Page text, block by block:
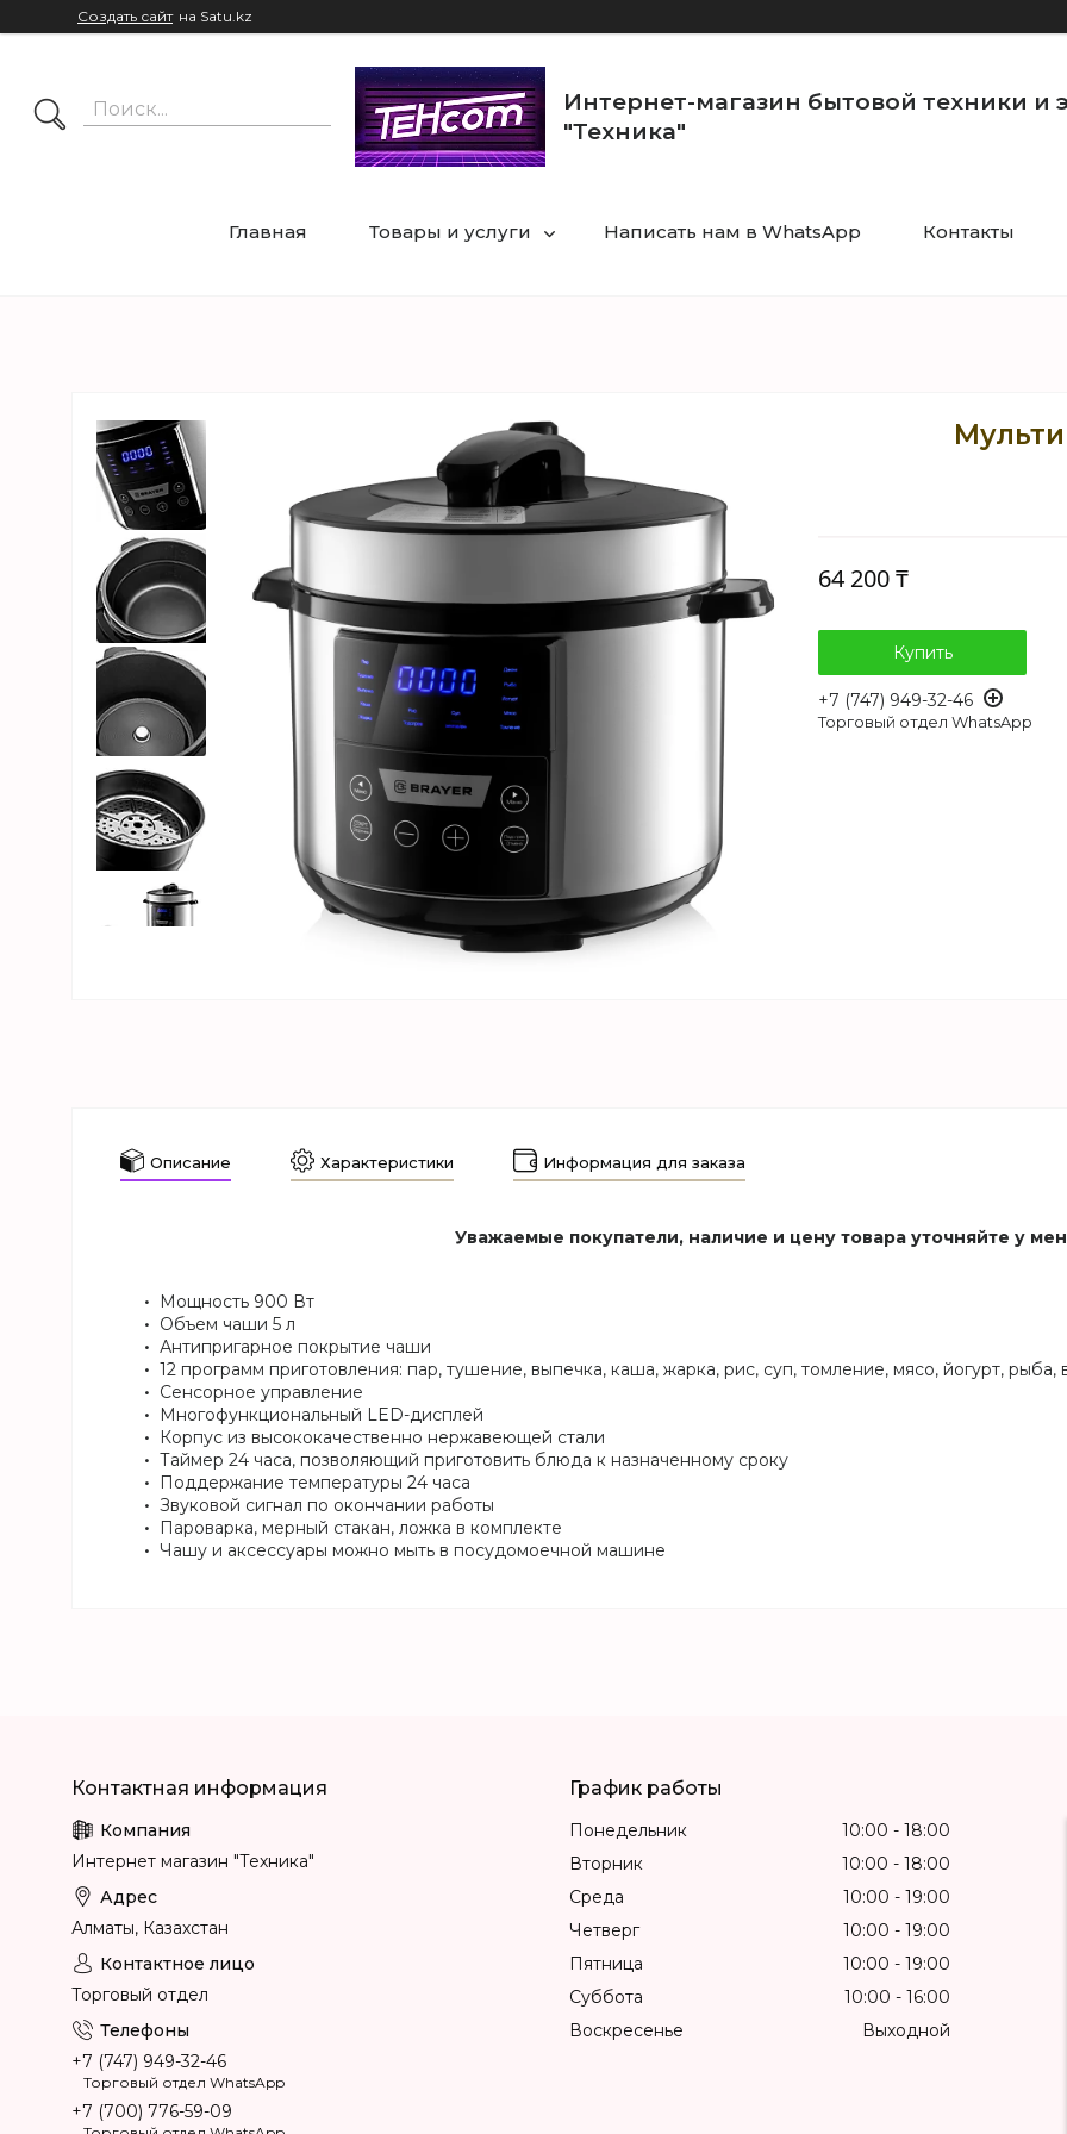
Создать сайт на Satu.kz
Интернет-магазин бытовой техники и
"Техника"
Главная Товары и услуги Написать нам в WhatsApp Контакты
64 200 ₸
Купить
+7 (747) 949-32-46
Торговый отдел WhatsApp
Описание Характеристики Информация для заказа
Уважаемые покупатели, наличие и цену товара уточняйте у
Мощность 900 Вт
Объем чаши 5 л
Антипригарное покрытие чаши
12 программ приготовления: пар, тушение, выпечка, каша, жарка, рис, суп, томление, мясо, йогурт, рыба,
Сенсорное управление
Многофункциональный LED-дисплей
Корпус из высококачественно нержавеющей стали
Таймер 24 часа, позволяющий приготовить блюда к назначенному сроку
Поддержание температуры 24 часа
Звуковой сигнал по окончании работы
Пароварка, мерный стакан, ложка в комплекте
Чашу и аксессуары можно мыть в посудомоечной машине
Интернет магазин "Техника"
Алматы, Казахстан
Торговый отдел
+7 (747) 949-32-46
Торговый отдел WhatsApp
+7 (700) 776-59-09
График работы
Понедельник 10:00
18:00
Вторник
10:00
18:00
Среда
10:00
19:00
Четверг
10:00
19:00
Пятница
10:00
19:00
Суббота
10:00
16:00
Воскресенье
Выходной